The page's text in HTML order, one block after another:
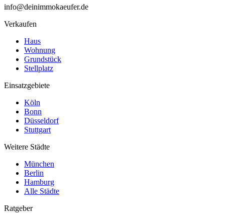
info@deinimmokaeufer.de
Verkaufen
Haus
Wohnung
Grundstück
Stellplatz
Einsatzgebiete
Köln
Bonn
Düsseldorf
Stuttgart
Weitere Städte
München
Berlin
Hamburg
Alle Städte
Ratgeber